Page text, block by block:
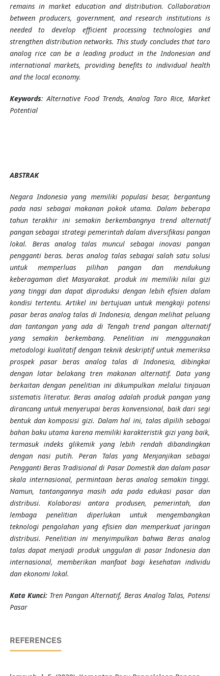
remains in market education and distribution. Collaboration
between producers, government, and research institutions is
needed to develop efficient processing technologies and
strengthen distribution networks. This study concludes that taro
analog rice can be a leading product in the Indonesian and
international markets, providing benefits to individual health
and the local economy.
Keywords: Alternative Food Trends, Analog Taro Rice, Market
Potential
ABSTRAK
Negara Indonesia yang memiliki populasi besar, bergantung
pada nasi sebagai makanan pokok utama. Dalam beberapa
tahun terakhir ini semakin berkembangnya trendalternatif
pangan sebagai strategi pemerintah dalam diversifikasi pangan
lokal. Beras analog talas muncul sebagai inovasi pangan
pengganti beras. beras analog talas sebagai salah satu solusi
untuk memperluas pilihan pangan dan mendukung
keberagaman diet Masyarakat. produk ini memiliki nilai gizi
yang tinggi dan dapat diproduksi dengan lebih efisien dalam
kondisi tertentu. Artikel ini bertujuan untuk mengkaji potensi
pasar beras analog talas di Indonesia, dengan melihat peluang
dan tantangan yang ada di Tengah trendpangan alternatif
yang semakin berkembang. Penelitian ini menggunakan
metodologi kualitatif dengan teknik deskriptif untuk memeriksa
prospek pasar beras analog talas di Indonesia, dibingkai
dengan latar belakang tren makanan alternatif. Data yang
berkaitan dengan penelitian ini dikumpulkan melalui tinjauan
sistematis literatur. Beras analog adalah produk pangan yang
dirancang untuk menyerupai beras konvensional, baik dari segi
bentuk dan komposisi gizi. Dalam hal ini, talas dipilih sebagai
bahan baku utama karena memiliki karakteristik gizi yang baik,
termasuk indeks glikemik yang lebih rendah dibandingkan
dengan nasi putih. Peran Talas yang Menjanjikan sebagai
Pengganti Beras Tradisional di Pasar Domestik dan dalam pasar
skala internasional, permintaan beras analog semakin tinggi.
Namun, tantangannya masih ada pada edukasi pasar dan
distribusi. Kolaborasi antara produsen, pemerintah, dan
lembaga penelitian diperlukan untuk mengembangkan
teknologi pengolahan yang efisien dan memperkuat jaringan
distribusi. Penelitian ini menyimpulkan bahwa Beras analog
talas dapat menjadi produk unggulan di pasar Indonesia dan
internasional, memberikan manfaat bagi kesehatan individu
dan ekonomi lokal.
Kata Kunci: Tren Pangan Alternatif, Beras Analog Talas, Potensi
Pasar
REFERENCES